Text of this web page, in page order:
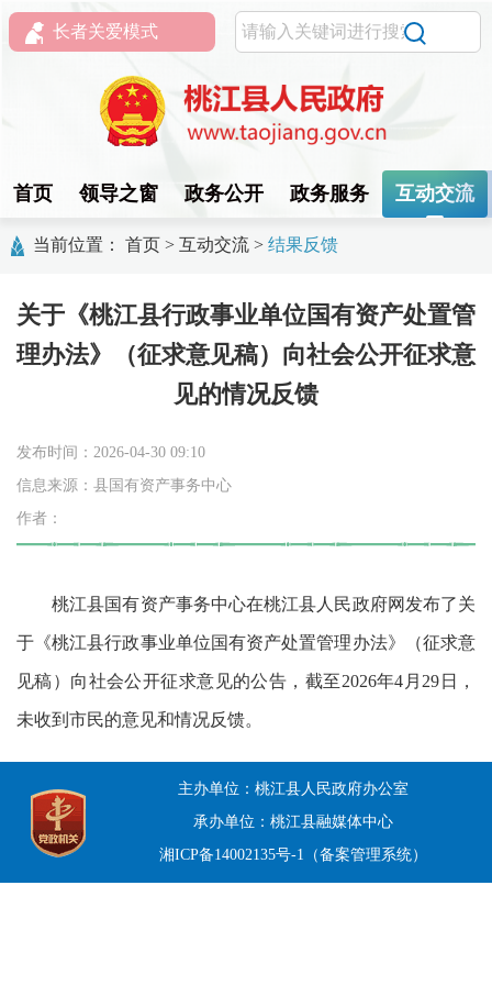
长者关爱模式
首页 领导之窗 政务公开 政务服务 互动交流
当前位置： 首页 > 互动交流 > 结果反馈
关于《桃江县行政事业单位国有资产处置管
理办法》（征求意见稿）向社会公开征求意
见的情况反馈
发布时间：2026-04-30 09:10
信息来源：县国有资产事务中心
作者：
桃江县国有资产事务中心在桃江县人民政府网发布了关
于《桃江县行政事业单位国有资产处置管理办法》（征求意
见稿）向社会公开征求意见的公告，截至2026年4月29日，
未收到市民的意见和情况反馈。
主办单位：桃江县人民政府办公室
承办单位：桃江县融媒体中心
湘ICP备14002135号-1（备案管理系统）